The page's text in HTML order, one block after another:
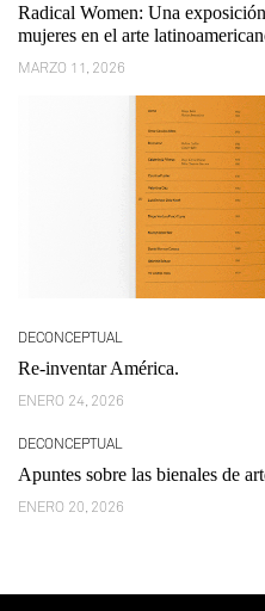
Radical Women: Una
mujeres en el arte
MARZO 11, 2026
DECONCEPTUAL
Re-inventar América.
ENERO 24, 2026
DECONCEPTUAL
Apuntes sobre las bienales de
ENERO 20, 2026